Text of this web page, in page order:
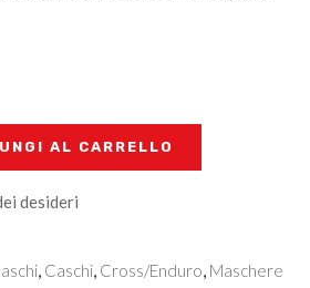
AL CARRELLO
desideri
, Caschi, Cross/Enduro, Maschere